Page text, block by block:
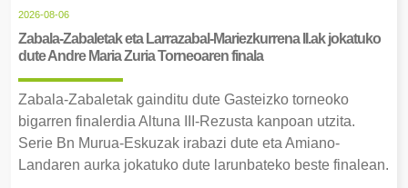
2026-08-06
Zabala-Zabaletak eta Larrazabal-Mariezkurrena II.ak jokatuko
dute Andre Maria Zuria Torneoaren finala
Zabala-Zabaletak gainditu dute Gasteizko torneoko
bigarren finalerdia Altuna III-Rezusta kanpoan utzita.
Serie Bn Murua-Eskuzak irabazi dute eta Amiano-
Landaren aurka jokatuko dute larunbateko beste finalean.